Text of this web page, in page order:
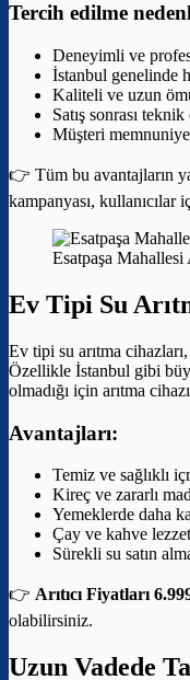
Tercih edilme
Deneyimli ve
İstanbul genelinde
Kaliteli ve uzun
Satış sonrası
Müşteri
👉 Tüm bu avantajların
kampanyası, kullanıcılar
Esatpaşa Mahallesi
Ev Tipi Su
Ev tipi su arıtma
Özellikle İstanbul gibi
olmadığı için arıtma
Avantajları:
Temiz ve sağlıklı
Kireç ve zararlı
Yemeklerde daha
Çay ve kahve
Sürekli su satın
👉 Arıtıcı Fiyatları
olabilirsiniz.
Uzun Vadede